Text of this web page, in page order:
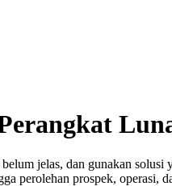
jelas, dan gunakan
perolehan prospek,